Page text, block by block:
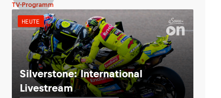
TV-Programm
HEUTE
Silverstone: International
Livestream